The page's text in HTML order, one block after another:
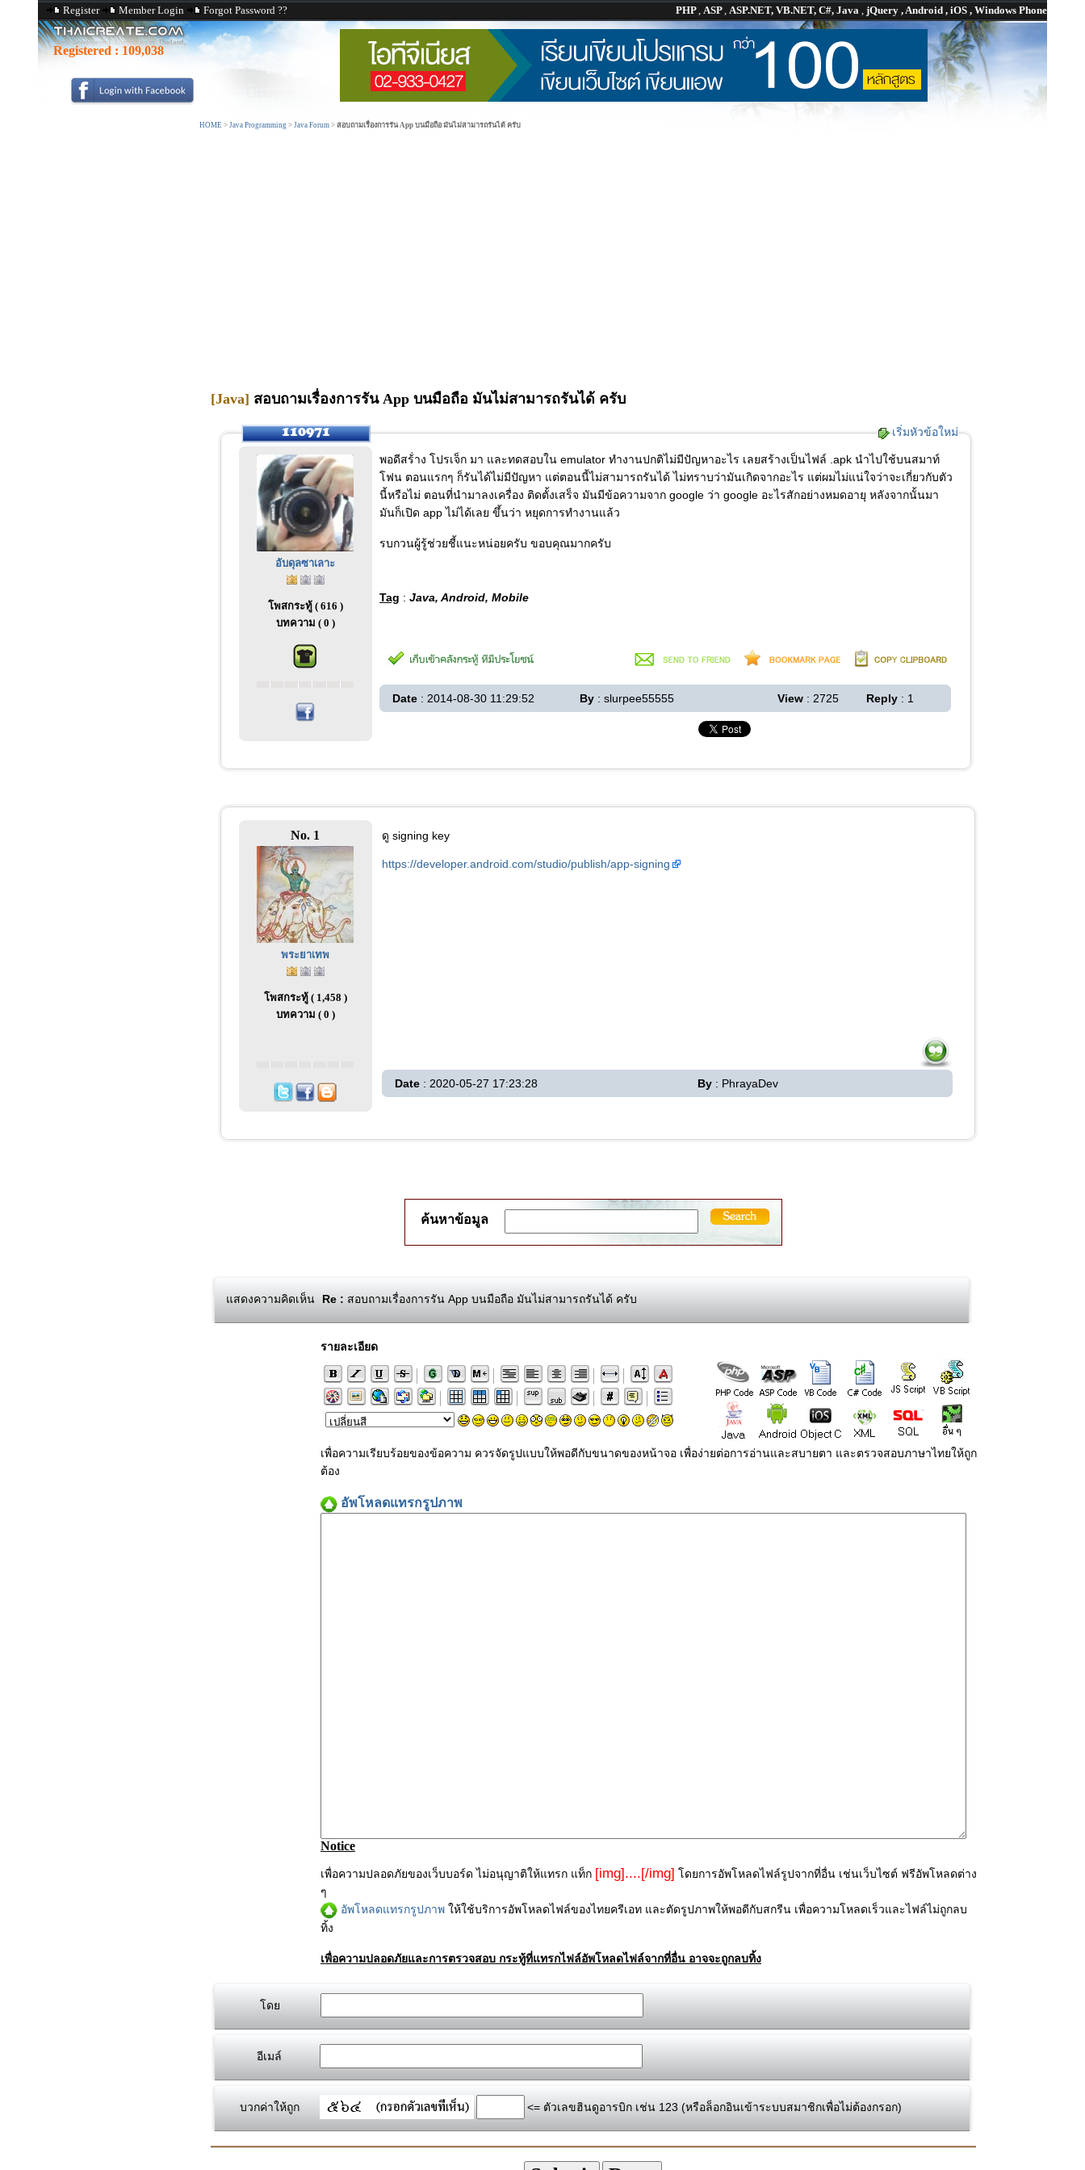
Register Member Login Forgot Password ?? PHP, ASP, ASP.NET, VB.NET, C#, Java , jQuery , Android , iOS , Windows Phone
Registered : 109,038
HOME > Java Programming > Java Forum > สอบถามเรื่องการรัน App บนมือถือ มันไม่สามารถรันได้ ครับ
[Java] สอบถามเรื่องการรัน App บนมือถือ มันไม่สามารถรันได้ ครับ
เริ่มหัวข้อใหม่
อับดุลซาเลาะ
โพสกระทู้ ( 616 )
บทความ ( 0 )
พอดีสร้่าง โปรเจ็ก มา และทดสอบใน emulator ทำงานปกติไม่มีปัญหาอะไร เลยสร้างเป็นไฟล์ .apk นำไปใช้บนสมาท์
โฟน ตอนแรกๆ ก็รันได้ไม่มีปัญหา แต่ตอนนี้ไม่สามารถรันได้ ไม่ทราบว่ามันเกิดจากอะไร แต่ผมไม่แน่ใจว่าจะเกี่ยวกับตัว
นี้หรือไม่ ตอนที่นำมาลงเครื่อง ติดตั้งเสร็จ มันมีข้อความจาก google ว่า google อะไรสักอย่างหมดอายุ หลังจากนั้นมา
มันก็เปิด app ไม่ได้เลย ขึ้นว่า หยุดการทำงานแล้ว
รบกวนผู้รู้ช่วยชี้แนะหน่อยครับ ขอบคุณมากครับ
Tag : Java, Android, Mobile
Date : 2014-08-30 11:29:52 By : slurpee55555 View : 2725 Reply : 1
No. 1
พระยาเทพ
โพสกระทู้ ( 1,458 )
บทความ ( 0 )
ดู signing key
https://developer.android.com/studio/publish/app-signing
Date : 2020-05-27 17:23:28 By : PhrayaDev
ค้นหาข้อมูล
แสดงความคิดเห็น Re : สอบถามเรื่องการรัน App บนมือถือ มันไม่สามารถรันได้ ครับ
รายละเอียด
เพื่อความเรียบร้อยของข้อความ ควรจัดรูปแบบให้พอดีกับขนาดของหน้าจอ เพื่อง่ายต่อการอ่านและสบายตา และตรวจสอบภาษาไทยให้ถูก
ต้อง
อัพโหลดแทรกรูปภาพ
Notice
เพื่อความปลอดภัยของเว็บบอร์ด ไม่อนุญาติให้แทรก แท็ก [img]....[/img] โดยการอัพโหลดไฟล์รูปจากที่อื่น เช่นเว็บไซต์ ฟรีอัพโหลดต่าง
ๆ
อัพโหลดแทรกรูปภาพ ให้ใช้บริการอัพโหลดไฟล์ของไทยครีเอท และตัดรูปภาพให้พอดีกับสกรีน เพื่อความโหลดเร็วและไฟล์ไม่ถูกลบ
ทิ้ง
เพื่อความปลอดภัยและการตรวจสอบ กระทู้ที่แทรกไฟล์อัพโหลดไฟล์จากที่อื่น อาจจะถูกลบทิ้ง
โดย
อีเมล์
บวกค่าให้ถูก <= ตัวเลขฮินดูอารบิก เช่น 123 (หรือล็อกอินเข้าระบบสมาชิกเพื่อไม่ต้องกรอก)